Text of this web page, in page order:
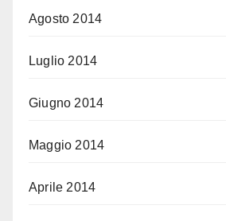
Agosto 2014
Luglio 2014
Giugno 2014
Maggio 2014
Aprile 2014